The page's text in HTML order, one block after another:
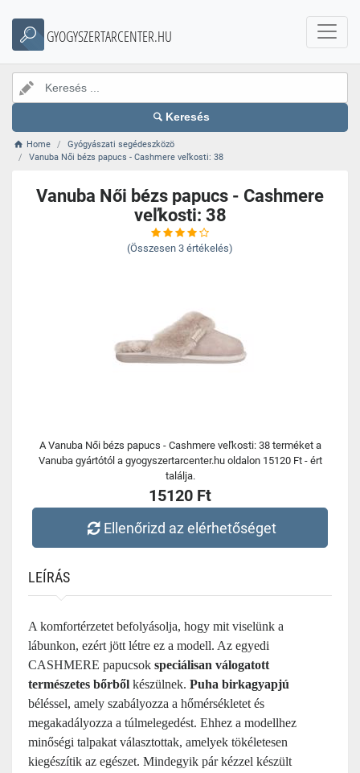
GYOGYSZERTARCENTER.HU
Keresés
Home
Gyógyászati segédeszközö
Vanuba Női bézs papucs - Cashmere veľkosti: 38
Vanuba Női bézs papucs - Cashmere
veľkosti: 38
(Összesen 3 értékelés)
A Vanuba Női bézs papucs - Cashmere veľkosti: 38 terméket a
Vanuba gyártótól a gyogyszertarcenter.hu oldalon 15120 Ft - ért
találja.
15120 Ft
Ellenőrizd az elérhetőséget
LEÍRÁS
A komfortérzetet befolyásolja, hogy mit viselünk a
lábunkon, ezért jött létre ez a modell. Az egyedi
CASHMERE papucsok speciálisan válogatott
természetes bőrből készülnek. Puha birkagyapjú
béléssel, amely szabályozza a hőmérsékletet és
megakadályozza a túlmelegedést. Ehhez a modellhez
minőségi talpakat választottak, amelyek tökéletesen
kiegészítik az egészet. Mindegyik pár kézzel készült